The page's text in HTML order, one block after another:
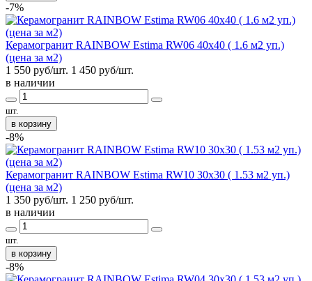
-7%
Керамогранит RAINBOW Estima RW06 40x40 ( 1.6 м2 уп.)
(цена за м2)
1 550 руб/шт. 1 450 руб/шт.
в наличии
шт.
в корзину
-8%
Керамогранит RAINBOW Estima RW10 30x30 ( 1.53 м2 уп.)
(цена за м2)
1 350 руб/шт. 1 250 руб/шт.
в наличии
шт.
в корзину
-8%